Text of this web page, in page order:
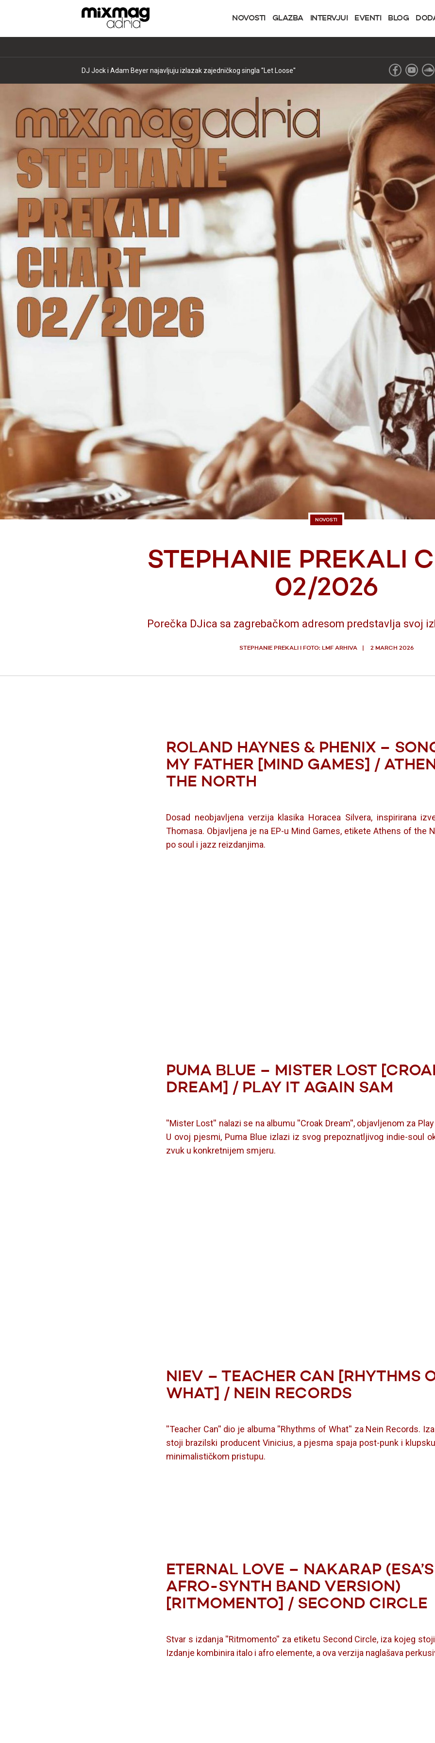
NOVOSTI GLAZBA INTERVJUI EVENTI BLOG
DJ Jock i Adam Beyer najavljuju izlazak zajedničkog singla ''Let Loose''
NOVOSTI
STEPHANIE PREKALI
02/2026
Porečka DJica sa zagrebačkom adresom predstavlja svoj
STEPHANIE PREKALI I FOTO: LMF ARHIVA 2 MARCH 2026
ROLAND HAYNES & PHENIX –
MY FATHER [MIND GAMES] /
THE NORTH
Dosad neobjavljena verzija klasika Horacea Silvera, inspirirana
Thomasa. Objavljena je na EP-u Mind Games, etikete Athens of the
po soul i jazz reizdanjima.
PUMA BLUE – MISTER LOST
DREAM] / PLAY IT AGAIN SAM
''Mister Lost'' nalazi se na albumu ''Croak Dream'', objavljenom za
U ovoj pjesmi, Puma Blue izlazi iz svog prepoznatljivog indie-soul
zvuk u konkretnijem smjeru.
NIEV – TEACHER CAN [RHYTHMS
WHAT] / NEIN RECORDS
''Teacher Can'' dio je albuma ''Rhythms of What'' za Nein Records.
stoji brazilski producent Vinicius, a pjesma spaja post-punk i
minimalističkom pristupu.
ETERNAL LOVE – NAKARAP (ESA’S
AFRO-SYNTH BAND VERSION)
[RITMOMENTO] / SECOND CIRCLE
Stvar s izdanja ''Ritmomento'' za etiketu Second Circle, iza kojeg
Izdanje kombinira italo i afro elemente, a ova verzija naglašava